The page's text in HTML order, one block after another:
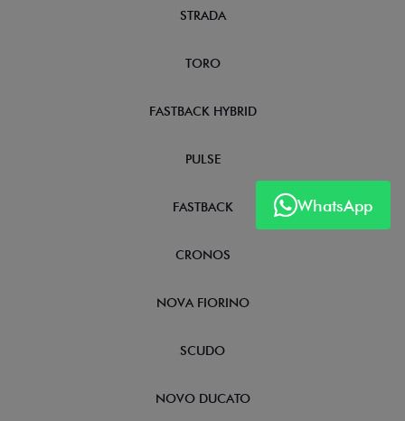
WhatsApp
STRADA
TORO
FASTBACK HYBRID
PULSE
FASTBACK
CRONOS
NOVA FIORINO
SCUDO
NOVO DUCATO